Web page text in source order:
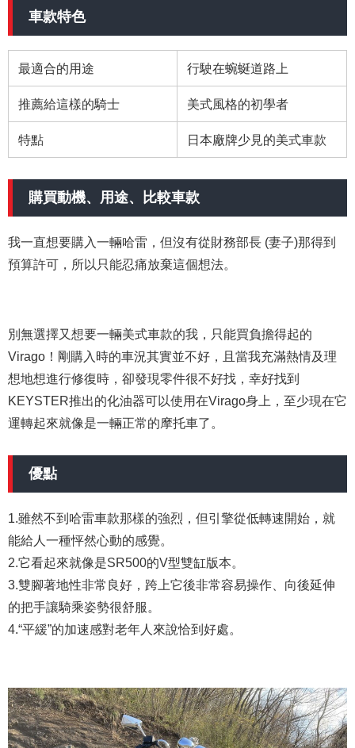
車款特色
最適合的用途 行駛在蜿蜒道路上
推薦給這樣的騎士 美式風格的初學者
特點 日本廠牌少見的美式車款
購買動機、用途、比較車款
我一直想要購入一輛哈雷，但沒有從財務部長 (妻子)那得到
預算許可，所以只能忍痛放棄這個想法。
別無選擇又想要一輛美式車款的我，只能買負擔得起的
Virago！剛購入時的車況其實並不好，且當我充滿熱情及理
想地想進行修復時，卻發現零件很不好找，幸好找到
KEYSTER推出的化油器可以使用在Virago身上，至少現在它
運轉起來就像是一輛正常的摩托車了。
優點
1.雖然不到哈雷車款那樣的強烈，但引擎從低轉速開始，就
能給人一種怦然心動的感覺。
2.它看起來就像是SR500的V型雙缸版本。
3.雙腳著地性非常良好，跨上它後非常容易操作、向後延伸
的把手讓騎乘姿勢很舒服。
4.“平緩”的加速感對老年人來說恰到好處。